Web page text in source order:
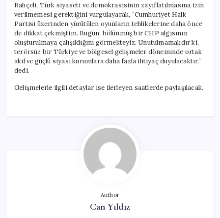
Bahçeli, Türk siyaseti ve demokrasisinin zayıflatılmasına izin
verilmemesi gerektiğini vurgulayarak, “Cumhuriyet Halk
Partisi üzerinden yürütülen oyunların tehlikelerine daha önce
de dikkat çekmiştim. Bugün, bölünmüş bir CHP algısının
oluşturulmaya çalışıldığını görmekteyiz. Unutulmamalıdır ki,
terörsüz bir Türkiye ve bölgesel gelişmeler döneminde ortak
akıl ve güçlü siyasi kurumlara daha fazla ihtiyaç duyulacaktır,”
dedi.
Gelişmelerle ilgili detaylar ise ilerleyen saatlerde paylaşılacak.
Author
Can Yıldız